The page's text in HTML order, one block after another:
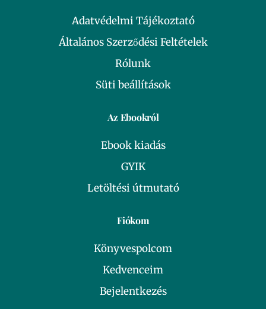
Adatvédelmi Tájékoztató
Általános Szerződési Feltételek
Rólunk
Süti beállítások
Az Ebookról
Ebook kiadás
GYIK
Letöltési útmutató
Fiókom
Könyvespolcom
Kedvenceim
Bejelentkezés